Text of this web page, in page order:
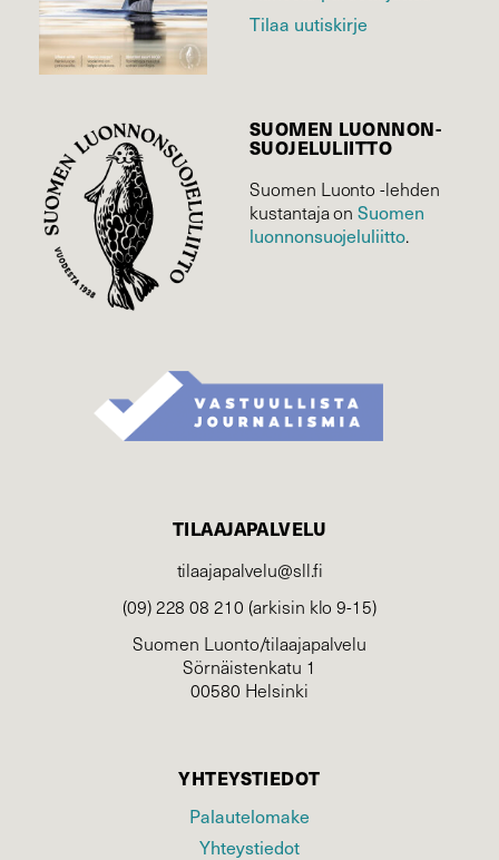
Tilaa uutiskirje
SUOMEN LUONNON­
SUOJELU­LIITTO
Suomen Luonto -lehden
kustantaja onSuomen
luonnonsuojelu­liitto.
TILAAJAPALVELU
tilaajapalvelu@sll.fi
(09) 228 08 210 (arkisin klo 9-15)
Suomen Luonto/tilaajapalvelu
Sörnäistenkatu 1
00580 Helsinki
YHTEYSTIEDOT
Palautelomake
Yhteystiedot